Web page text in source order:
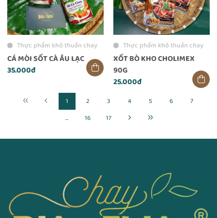
Thực phẩm khô thuần chay
CÁ MÒI SỐT CÀ ÂU LẠC
35.000đ
Thực phẩm khô thuần chay
XỐT BÒ KHO CHOLIMEX
90G
25.000đ
1 2 3 4 5 6
7
...
16 17